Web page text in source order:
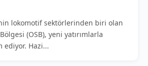
lokomotif sektörlerinden biri olan
(OSB), yeni yatırımlarla
ediyor. Hazi...